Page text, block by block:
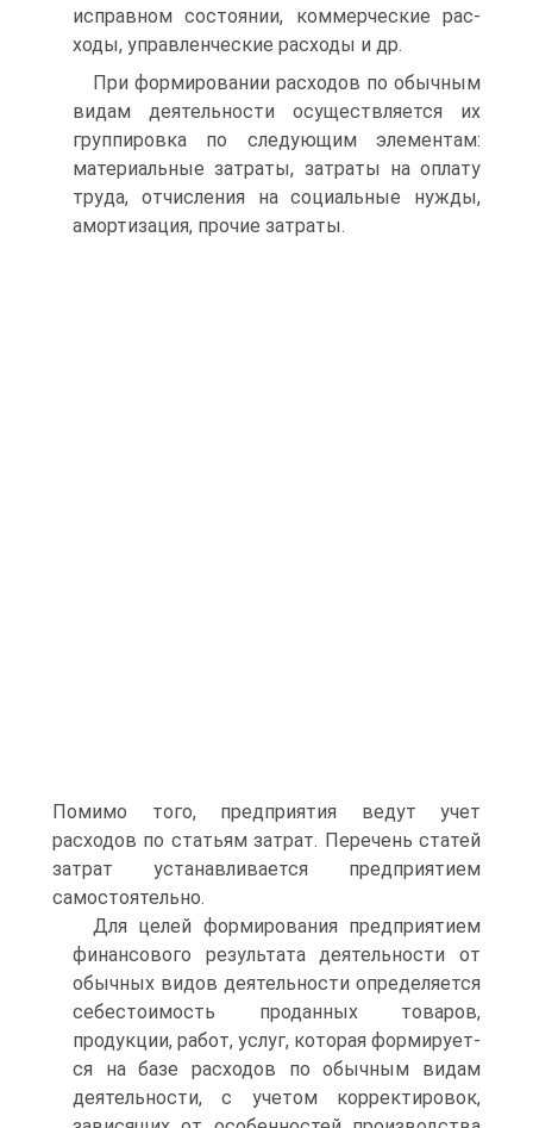
исправном состоянии, коммерческие рас­
ходы, управленческие расходы и др.
При формировании расходов по обычным
видам деятельности осуществляется их
группировка по следующим элементам:
матери­альные затраты, затраты на оплату
труда, отчисления на социаль­ные нужды,
амортизация, прочие затраты.
Помимо того, предпри­ятия ведут учет
расходов по статьям затрат. Перечень статей
затрат устанавливается предприятием
самостоятельно.
Для целей формирования предприятием
финансового результата деятельности от
обычных видов деятельности определяется
себестои­мость проданных товаров,
продукции, работ, услуг, которая формирует­
ся на базе расходов по обычным видам
деятельности, с учетом коррек­тировок,